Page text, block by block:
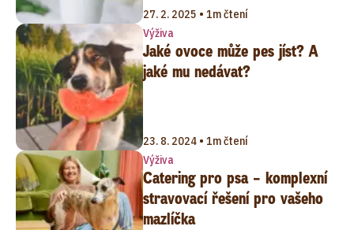
27. 2. 2025 • 1m čtení
Výživa
Jaké ovoce může pes jíst? A
jaké mu nedávat?
23. 8. 2024 • 1m čtení
Výživa
Catering pro psa – komplexní
stravovací řešení pro vašeho
mazlíčka